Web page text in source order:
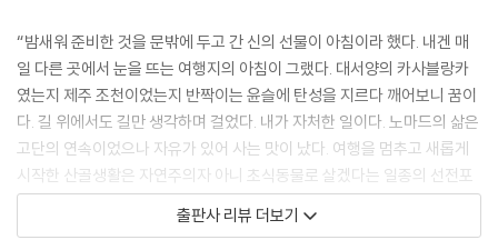
“다음은요?” 그가 차분하게 내 입에서 어떤 말이 흘러나올지 호기심 어린
표정으로 답을 기다렸다. “매일 아침 무함마드가 가져다주는 커피….” “정
말요? 그럼 퀸이나 밥 말리의 노래도 좋아하나요? 이 섬이 그들의 고향이
란 건 알고 있죠?” 무함마드는 조금도 경솔하지 않게 내가 듣고 싶은 말만
골라 하는 듯했다.
---「1부 ‘잔지바르의 무함마드’」중에서
여행은 우리가 살고 싶은 삶을 몇 시간 혹은 며칠로 축약한 압축파일 같은
건 아닐까. 좋은 여행지에서 마시는 차 한 잔의 의미란 새로운 길을 열어주
“밤새워 준비한 것을 문밖에 두고 간 신의 선물이 아침이라 했다. 내겐 매
일 다른 곳에서 눈을 뜨는 여행지의 아침이 그랬다. 대서양의 카사블랑카
였는지 제주 조천이었는지 반짝이는 윤슬에 탄성을 지르다 깨어보니 꿈이
다. 길 위에서도 길만 생각하며 걸었다. 내가 자처한 일이다. 노마드의 삶은
고단의 연속이었으나 자유가 있어 사는 맛이 났다. 여행을 멈추고 새롭게
시작한 산골생활은 자연주의자 아니 초식동물로 살겠다는 일종의 선전포
고였다. 길을 잃지 않을까 노심초사했던 시간들, 불안했지만 불행으로 이
어지진 않았다. 그런 시간이 아니었다면 어떻게 알았을까. 잘못 든 길이 모
출판사 리뷰 더보기